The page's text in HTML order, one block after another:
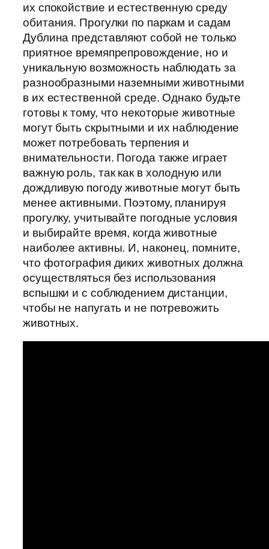
их спокойствие и естественную среду
обитания. Прогулки по паркам и садам
Дублина представляют собой не только
приятное времяпрепровождение, но и
уникальную возможность наблюдать за
разнообразными наземными животными
в их естественной среде. Однако будьте
готовы к тому, что некоторые животные
могут быть скрытными и их наблюдение
может потребовать терпения и
внимательности. Погода также играет
важную роль, так как в холодную или
дождливую погоду животные могут быть
менее активными. Поэтому, планируя
прогулку, учитывайте погодные условия
и выбирайте время, когда животные
наиболее активны. И, наконец, помните,
что фотография диких животных должна
осуществляться без использования
вспышки и с соблюдением дистанции,
чтобы не напугать и не потревожить
животных.